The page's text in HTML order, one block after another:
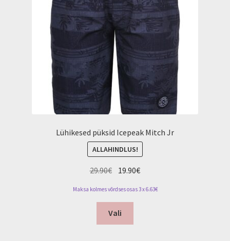
Lühikesed püksid Icepeak Mitch Jr
ALLAHINDLUS!
29.90€ Algne
29.90€.
19.90€Current
Maksa kolmes võrdses osas 3 x 6.63€
Vali